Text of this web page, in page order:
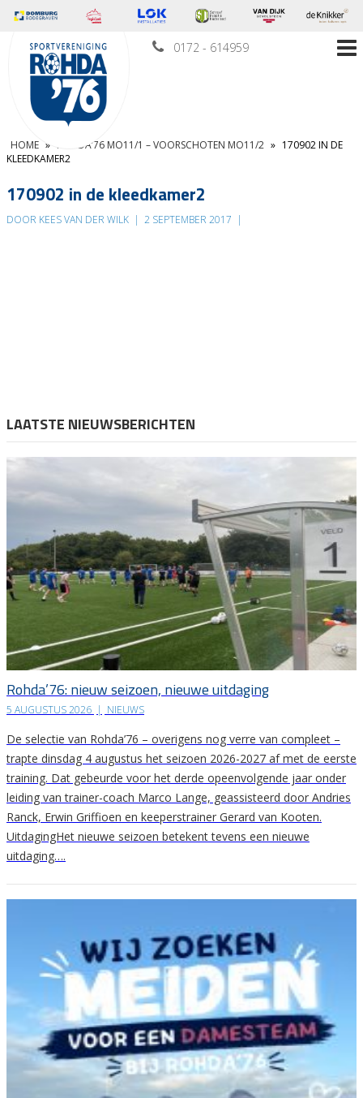
0172 - 614959
HOME » ROHDA’76 MO11/1 – VOORSCHOTEN MO11/2 » 170902 IN DE
KLEEDKAMER2
170902 in de kleedkamer2
DOOR KEES VAN DER WILK | 2 SEPTEMBER 2017 |
LAATSTE NIEUWSBERICHTEN
Rohda’76: nieuw seizoen, nieuwe uitdaging
5 AUGUSTUS 2026 | NIEUWS
De selectie van Rohda’76 – overigens nog verre van compleet –
trapte dinsdag 4 augustus het seizoen 2026-2027 af met de eerste
training. Dat gebeurde voor het derde opeenvolgende jaar onder
leiding van trainer-coach Marco Lange, geassisteerd door Andries
Ranck, Erwin Griffioen en keeperstrainer Gerard van Kooten.
UitdagingHet nieuwe seizoen betekent tevens een nieuwe
uitdaging….